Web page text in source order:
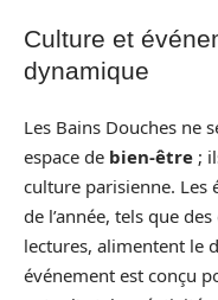
Culture et
dynamique
Les Bains Douches ne
espace de bien-être ;
culture parisienne. Les
de l’année, tels que
lectures, alimentent le
événement est conçu